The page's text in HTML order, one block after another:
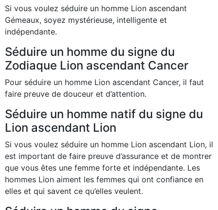
Si vous voulez séduire un homme Lion ascendant
Gémeaux, soyez mystérieuse, intelligente et
indépendante.
Séduire un homme du signe du
Zodiaque Lion ascendant Cancer
Pour séduire un homme Lion ascendant Cancer, il faut
faire preuve de douceur et d’attention.
Séduire un homme natif du signe du
Lion ascendant Lion
Si vous voulez séduire un homme Lion ascendant Lion, il
est important de faire preuve d’assurance et de montrer
que vous êtes une femme forte et indépendante. Les
hommes Lion aiment les femmes qui ont confiance en
elles et qui savent ce qu’elles veulent.